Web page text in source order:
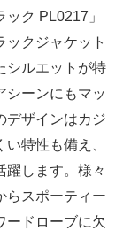
ク PL0217」
ックジャケット
シルエットが特
シーンにもマッ
デザインはカジ
特性も備え、
躍します。様々
らスポーティー
ードローブに欠